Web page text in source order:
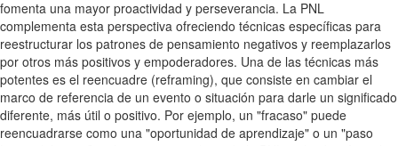
fomenta una mayor proactividad y perseverancia. La PNL
complementa esta perspectiva ofreciendo técnicas específicas para
reestructurar los patrones de pensamiento negativos y reemplazarlos
por otros más positivos y empoderadores. Una de las técnicas más
potentes es el reencuadre (reframing), que consiste en cambiar el
marco de referencia de un evento o situación para darle un significado
diferente, más útil o positivo. Por ejemplo, un "fracaso" puede
reencuadrarse como una "oportunidad de aprendizaje" o un "paso